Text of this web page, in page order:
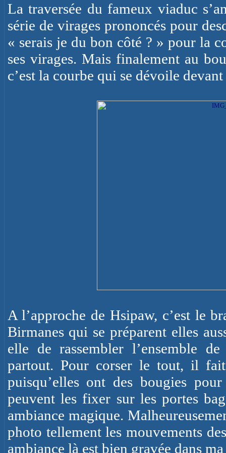
La traversée du fameux viaduc
série de virages prononcés pour
« serais je du bon côté ? » pour la
ses virages. Mais finalement au
c’est la courbe qui se dévoile
A l’approche de Hsipaw, c’est le
Birmanes qui se préparent elles
elle de rassembler l’ensemble
partout. Pour corser le tout, il
puisqu’elles ont des bougies
peuvent les fixer sur les portes
ambiance magique.
photo tellement les mouvements
ambiance là est bien gravée dans